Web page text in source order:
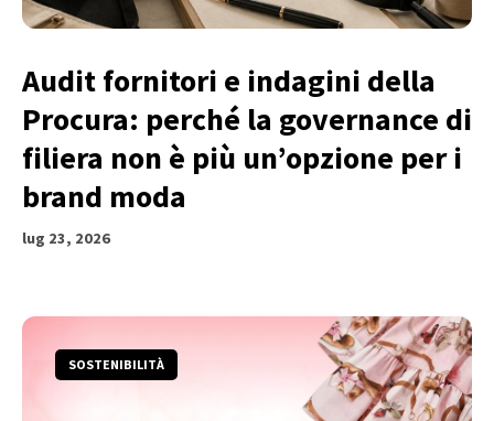
Audit fornitori e indagini della
Procura: perché la governance di
filiera non è più un’opzione per i
brand moda
lug 23, 2026
SOSTENIBILITÀ